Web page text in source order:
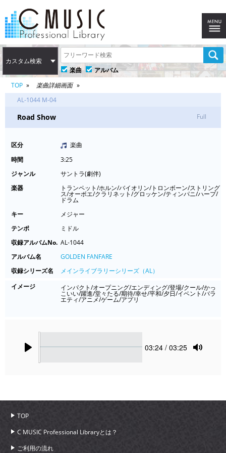
カスタム検索
楽曲
アルバム
TOP
楽曲詳細画面
AL-1044 M-04
Road Show Full
区分
楽曲
時間
3:25
ジャンル
サントラ(劇伴)
楽器
トランペット/ホルン/バイオリン/トロンボーン/ストリング
ス/オーボエ/クラリネット/グロッケン/ティンパニ/ハープ/
ドラム
キー
メジャー
テンポ
ミドル
収録アルバムNo. AL-1044
アルバム名
GOLDEN FANFARE
収録シリーズ名
メインライブラリーシリーズ（AL）
イメージ
インパクト/オープニング/エンディング/登場/クール/かっ
こいい/躍進/堂々たる/期待/幸せ/平和/夕日/イベント/バラ
エティ/アニメ/ゲーム/アプリ
Current
03:24 / 03:25
TOP
C MUSIC Professional Libraryとは？
ご利用の流れ